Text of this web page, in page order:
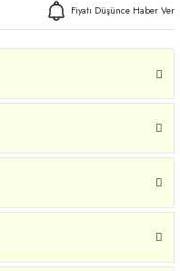
Fiyatı Düşünce Haber Ver